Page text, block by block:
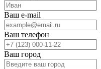
Ваш e-mail
Ваш телефон
Ваш город